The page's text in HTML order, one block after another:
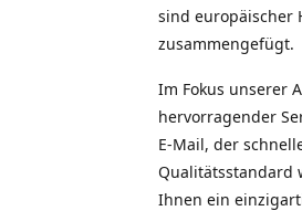
sind europäischer
zusammengefügt.
Im Fokus unserer
hervorragender
E-Mail, der
Qualitätsstandard
Ihnen ein